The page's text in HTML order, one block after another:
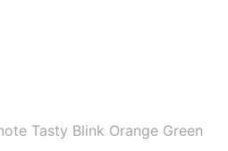
Tasty Blink Orange Green